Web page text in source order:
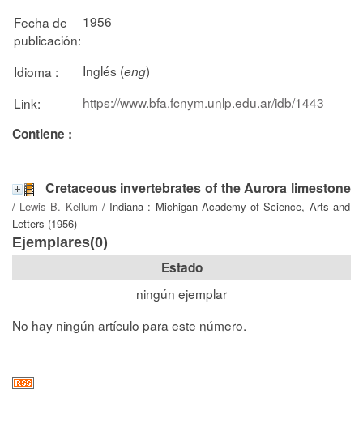
Fecha de
publicación:
1956
Idioma : Inglés (eng)
Link:
https://www.bfa.fcnym.unlp.edu.ar/idb/1443
Contiene :
Cretaceous invertebrates of the Aurora limestone
/ Lewis B. Kellum / Indiana : Michigan Academy of Science, Arts and
Letters (1956)
Ejemplares(0)
Estado
ningún ejemplar
No hay ningún artículo para este número.